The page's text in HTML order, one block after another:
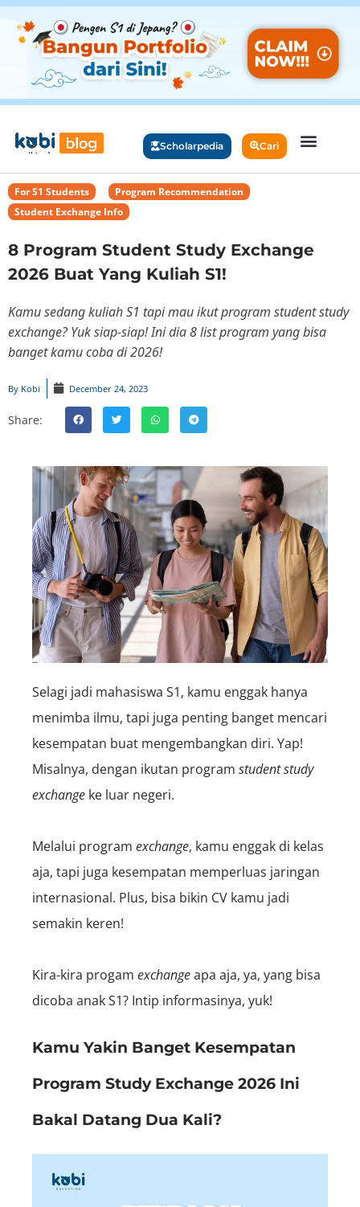
Scholarpedia Cari
For S1 Students Program Recommendation
Student Exchange Info
8 Program Student Study Exchange
2026 Buat Yang Kuliah S1!
Kamu sedang kuliah S1 tapi mau ikut program student study
exchange? Yuk siap-siap! Ini dia 8 list program yang bisa
banget kamu coba di 2026!
By Kobi December 24, 2023
Share:
Selagi jadi mahasiswa S1, kamu enggak hanya
menimba ilmu, tapi juga penting banget mencari
kesempatan buat mengembangkan diri. Yap!
Misalnya, dengan ikutan program student study
exchange ke luar negeri.
Melalui program exchange, kamu enggak di kelas
aja, tapi juga kesempatan memperluas jaringan
internasional. Plus, bisa bikin CV kamu jadi
semakin keren!
Kira-kira progam exchangeapa aja, ya, yang bisa
dicoba anak S1? Intip informasinya, yuk!
Kamu Yakin Banget Kesempatan
Program Study Exchange 2026 Ini
Bakal Datang Dua Kali?